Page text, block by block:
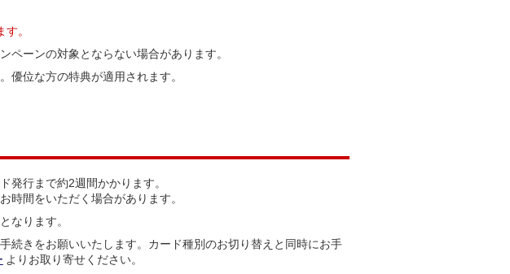
。
ペーンの対象とならない場合があります。
優位な方の特典が適用されます。
発行まで約2週間かかります。
時間をいただく場合があります。
なります。
続きをお願いいたします。カード種別のお切り替えと同時にお手
よりお取り寄せください。